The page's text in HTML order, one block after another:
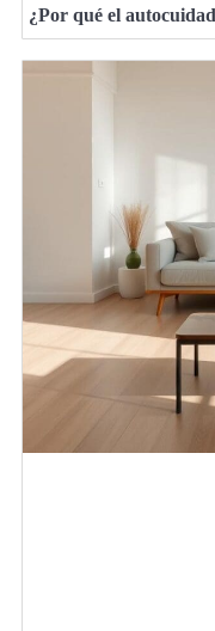
¿Por qué el